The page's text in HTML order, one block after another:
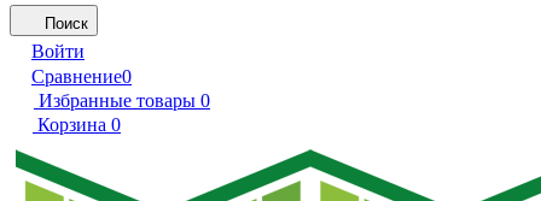
Поиск
Войти
Сравнение0
Избранные товары 0
Корзина 0